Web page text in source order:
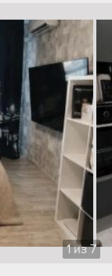
1из7